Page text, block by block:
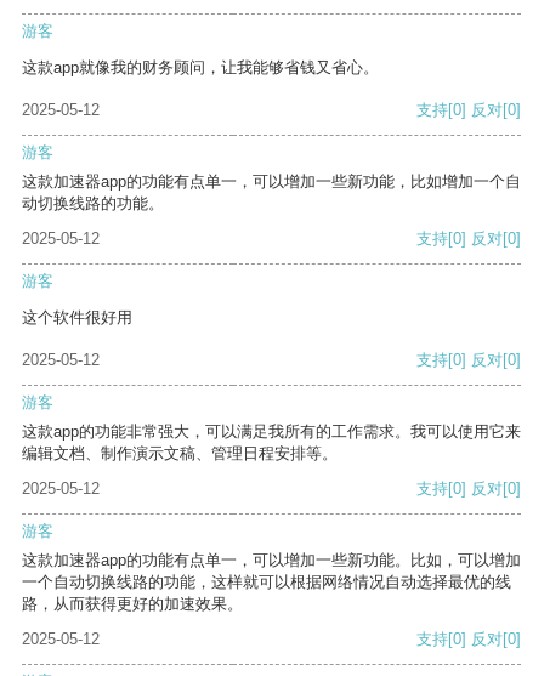
游客
这款app就像我的财务顾问，让我能够省钱又省心。
2025-05-12 支持[0] 反对[0]
游客
这款加速器app的功能有点单一，可以增加一些新功能，比如增加一个自
动切换线路的功能。
2025-05-12
支持[0] 反对[0]
游客
这个软件很好用
2025-05-12 支持[0] 反对[0]
游客
这款app的功能非常强大，可以满足我所有的工作需求。我可以使用它来
编辑文档、制作演示文稿、管理日程安排等。
2025-05-12
支持[0] 反对[0]
游客
这款加速器app的功能有点单一，可以增加一些新功能。比如，可以增加
一个自动切换线路的功能，这样就可以根据网络情况自动选择最优的线
路，从而获得更好的加速效果。
2025-05-12
支持[0] 反对[0]